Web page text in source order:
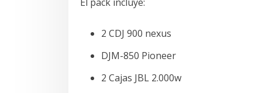
2 CDJ 900 nexus
DJM-850 Pioneer
2 Cajas JBL 2.000w